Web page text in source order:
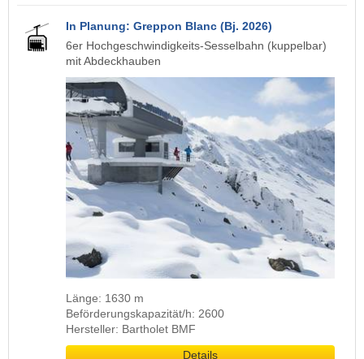
In Planung: Greppon Blanc (Bj. 2026)
6er Hochgeschwindigkeits-Sesselbahn (kuppelbar)
mit Abdeckhauben
Länge: 1630 m
Beförderungskapazität/h: 2600
Hersteller: Bartholet BMF
Details